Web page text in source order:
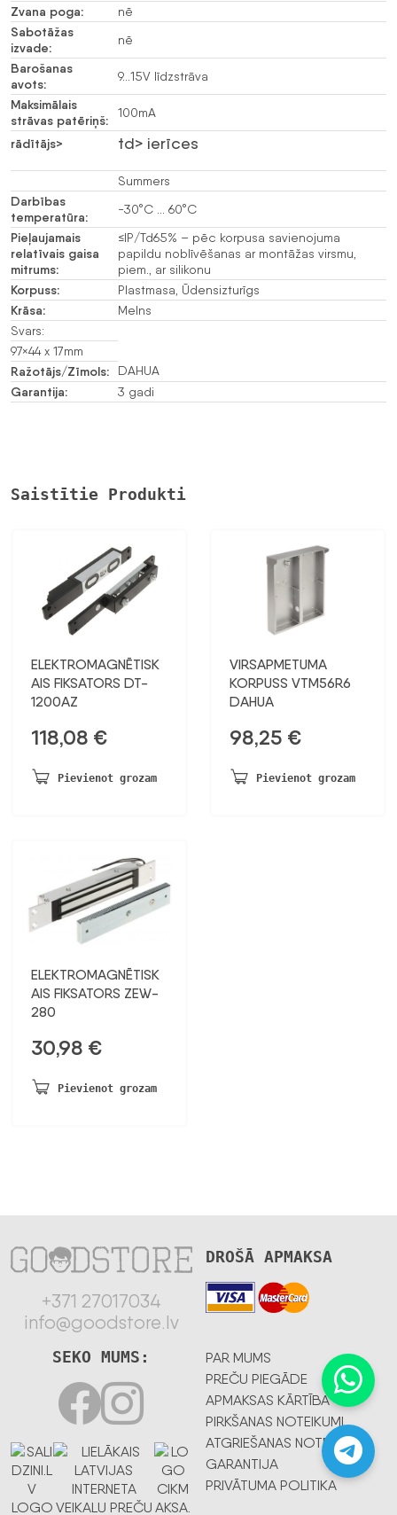
Zvana poga: nē
Sabotāžas
izvade:
nē
Barošanas
avots:
9…15V līdzstrāva
Maksimālais
strāvas patēriņš:
100mA
rādītājs> td> ierīces
Summers
Darbības
temperatūra:
-30°C … 60°C
Pieļaujamais
relatīvais gaisa
mitrums:
≤IP/Td65% – pēc korpusa savienojuma
papildu noblīvēšanas ar montāžas virsmu,
piem., ar silikonu
Korpuss: Plastmasa, Ūdensizturīgs
Krāsa:
Melns
Svars:
97×44 x 17mm
Ražotājs/Zīmols: DAHUA
Garantija: 3 gadi
Saistītie Produkti
ELEKTROMAGNĒTISK
AIS FIKSATORS DT-
1200AZ
118,08 €
Pievienot grozam
VIRSAPMETUMA
KORPUSS VTM56R6
DAHUA
98,25 €
Pievienot grozam
ELEKTROMAGNĒTISK
AIS FIKSATORS ZEW-
280
30,98 €
Pievienot grozam
+371 27017034
info@goodstore.lv
DROŠĀ APMAKSA
PAR MUMS
PREČU PIEGĀDE
APMAKSAS KĀRTĪBA
PIRKŠANAS NOTEIKUMI
ATGRIEŠANAS NOTEIKUMI
GARANTIJA
PRIVĀTUMA POLITIKA
SEKO MUMS: